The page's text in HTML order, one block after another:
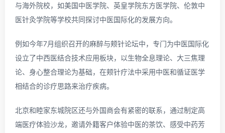
与海外院校，如美国中医学院、英皇学院东方医学院、伦敦中
医针灸学院等学校共同探讨中医国际化的发展方向。
例如今年7月组织召开的麻醉与颊针论坛中，专门为中医国际化
设立了中西医结合技术应用板块，以生物全息理论、大三焦理
论、身心整合理论为基础，在颊针疗法中采用中医和循证医学
相结合的诊疗思路来治疗疾病。
北京和睦家东城院区还与外国商会有紧密的联系，通过制定高
端医疗体验沙龙，邀请外籍客户体验中医的茶饮、感受中药芳